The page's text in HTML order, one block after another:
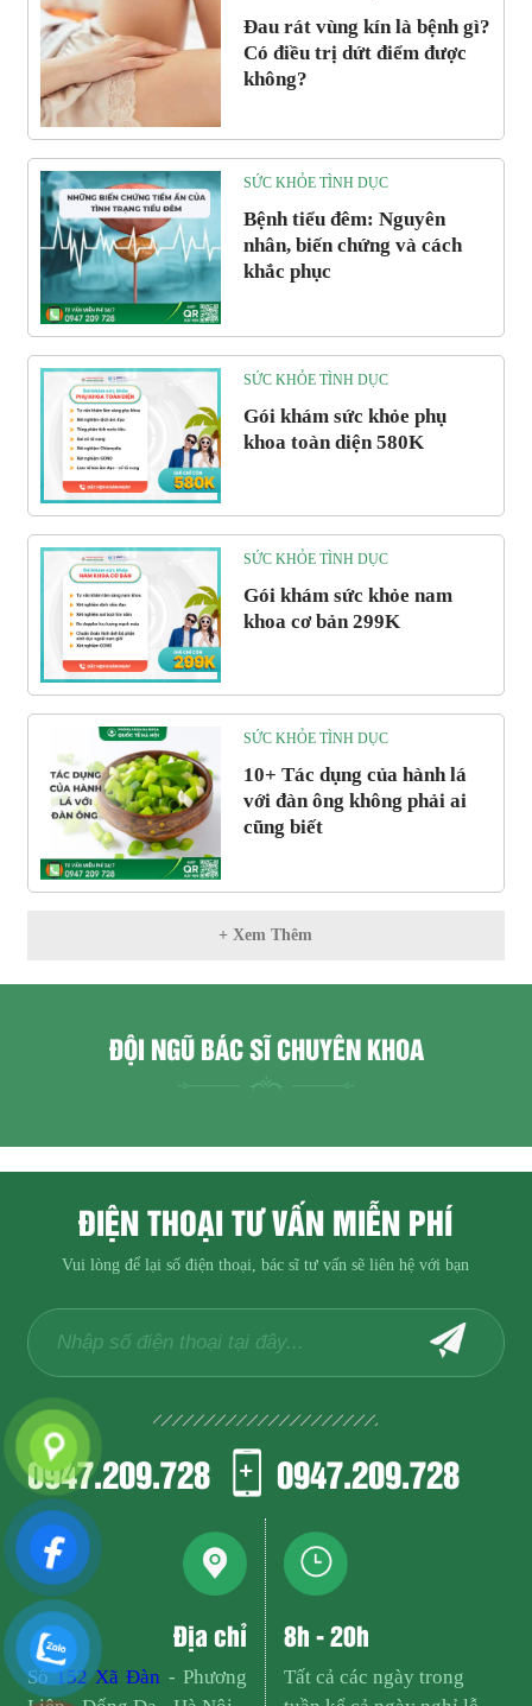
Đau rát vùng kín là bệnh gì?
Có điều trị dứt điểm được
không?
SỨC KHỎE TÌNH DỤC
Bệnh tiểu đêm: Nguyên
nhân, biến chứng và cách
khắc phục
SỨC KHỎE TÌNH DỤC
Gói khám sức khỏe phụ
khoa toàn diện 580K
SỨC KHỎE TÌNH DỤC
Gói khám sức khỏe nam
khoa cơ bản 299K
SỨC KHỎE TÌNH DỤC
10+ Tác dụng của hành lá
với đàn ông không phải ai
cũng biết
+ Xem Thêm
ĐỘI NGŨ BÁC SĨ CHUYÊN KHOA
ĐIỆN THOẠI TƯ VẤN MIỄN PHÍ
Vui lòng để lại số điện thoại, bác sĩ tư vấn sẽ liên hệ với bạn
0947.209.728 0947.209.728
Địa chỉ
Số152 Xã Đàn - Phương
8h - 20h
Tất cả các ngày trong